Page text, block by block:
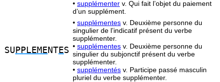
• supplémenter v. Qui fait l’objet du paiement
d’un supplément.
SU PPLEME NTES
• supplémentes v. Deuxième personne du
singulier de l’indicatif présent du verbe
supplémenter.
• supplémentes v. Deuxième personne du
singulier du subjonctif présent du verbe
supplémenter.
• supplémentés v. Participe passé masculin
pluriel du verbe supplémenter.